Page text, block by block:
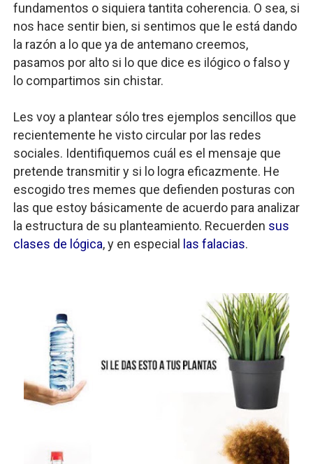
fundamentos o siquiera tantita coherencia. O sea, si
nos hace sentir bien, si sentimos que le está dando
la razón a lo que ya de antemano creemos,
pasamos por alto si lo que dice es ilógico o falso y
lo compartimos sin chistar.
Les voy a plantear sólo tres ejemplos sencillos que
recientemente he visto circular por las redes
sociales. Identifiquemos cuál es el mensaje que
pretende transmitir y si lo logra eficazmente. He
escogido tres memes que defienden posturas con
las que estoy básicamente de acuerdo para analizar
la estructura de su planteamiento. Recuerden sus
clases de lógica, y en especial las falacias.